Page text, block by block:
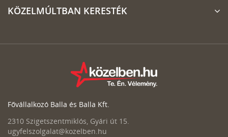
KÖZELMÚLTBAN KERESTÉK
Fővállalkozó Balla és Balla Kft.
2310 Szigetszentmiklós, Gyári út 15.
ugyfelszolgalat@kozelben.hu